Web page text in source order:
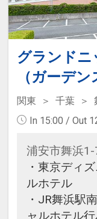
グランドニ
（ガーデ
関東 千葉
In 15:00 / Out
浦安市舞浜1-
・東京ディ
ルホテル
・JR舞浜駅
ャルホテル